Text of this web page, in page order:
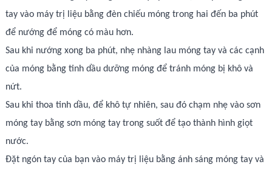
tay vào máy trị liệu bằng đèn chiếu móng trong hai đến ba phút
để nướng để móng có màu hơn.
Sau khi nướng xong ba phút, nhẹ nhàng lau móng tay và các cạnh
của móng bằng tinh dầu dưỡng móng để tránh móng bị khô và
nứt.
Sau khi thoa tinh dầu, để khô tự nhiên, sau đó chạm nhẹ vào sơn
móng tay bằng sơn móng tay trong suốt để tạo thành hình giọt
nước.
Đặt ngón tay của bạn vào máy trị liệu bằng ánh sáng móng tay và